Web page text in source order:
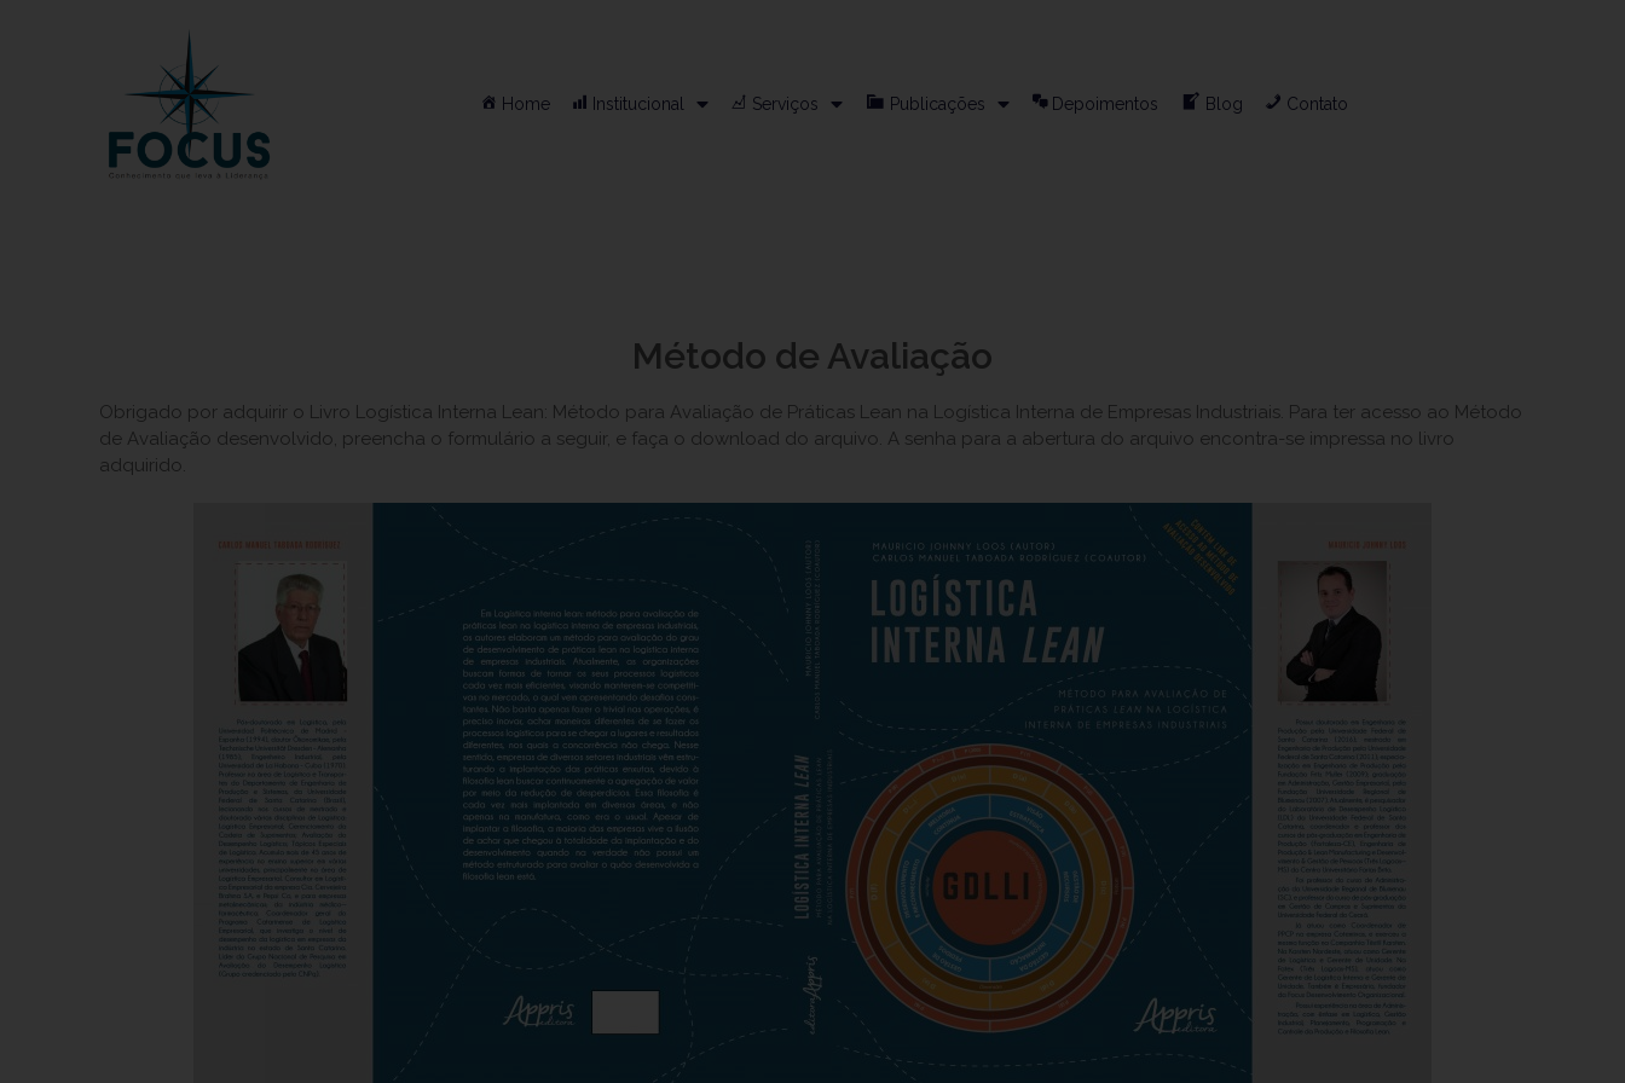
Home Institucional Serviços Publicações Depoimentos Blog Contato
Método de Avaliação
Obrigado por adquirir o Livro Logística Interna Lean: Método para Avaliação de Práticas Lean na Logística Interna de Empresas Industriais. Para ter acesso ao Método
de Avaliação desenvolvido, preencha o formulário a seguir, e faça o download do arquivo. A senha para a abertura do arquivo encontra-se impressa no livro
adquirido.